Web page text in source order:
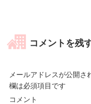
コメントを残
メールアドレスが公開さ
欄は必須項目です
コメント